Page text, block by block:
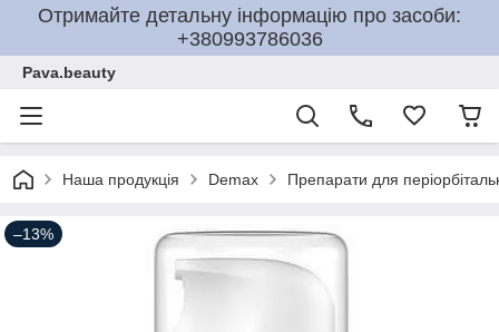
Отримайте детальну інформацію про засоби:
+380993786036
Pava.beauty
Наша продукція Demax Препарати для
–13%